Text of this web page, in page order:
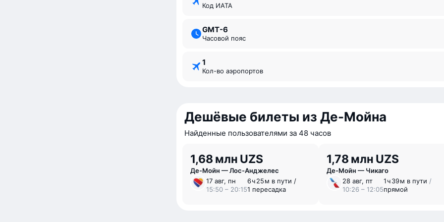
Код ИАТА
GMT-6
Часовой пояс
1
Кол-во аэропортов
Дешёвые билеты из Де-Мойна
Найденные пользователями за 48 часов
1,68 млн UZS
Де-Мойн — Лос-Анджелес
17 авг, пн
15:50 – 20:15
6 ⁠ч 25 ⁠м в пути /
1 пересадка
1,78 млн UZS
Де-Мойн — Чикаго
28 авг, пт
10:26 – 12:05
1 ⁠ч 39 ⁠м в пути /
прямой